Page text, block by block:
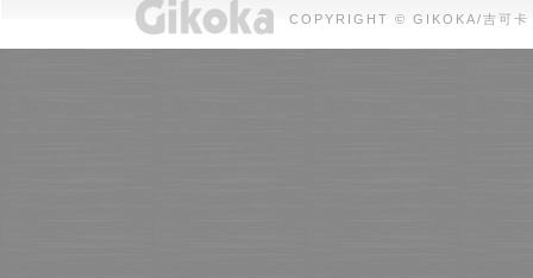
COPYRIGHT © GIKOKA/吉可